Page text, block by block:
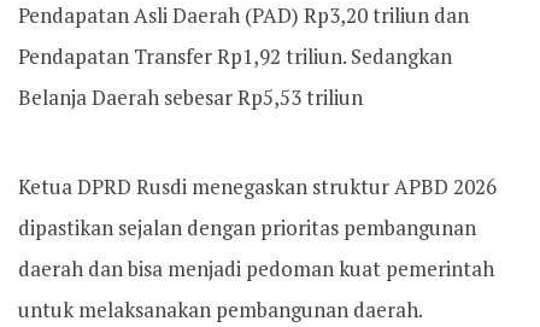
Pendapatan Asli Daerah (PAD) Rp3,20 triliun dan
Pendapatan Transfer Rp1,92 triliun. Sedangkan
Belanja Daerah sebesar Rp5,53 triliun
Ketua DPRD Rusdi menegaskan struktur APBD 2026
dipastikan sejalan dengan prioritas pembangunan
daerah dan bisa menjadi pedoman kuat pemerintah
untuk melaksanakan pembangunan daerah.